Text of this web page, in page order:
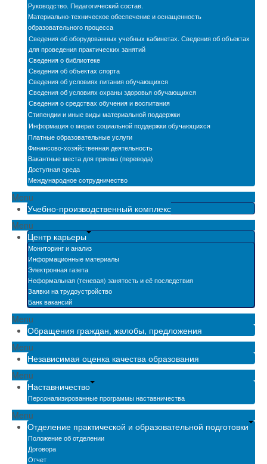
Мастерские
Обратная связь
БПОО
Карта сайта
Электронная информационно-образовательная
среда
Снижение бюрократической нагрузки на
педагогических работников
Руководство. Педагогический состав.
Материально-техническое обеспечение и оснащенность
образовательного процесса
Сведения об оборудованных учебных кабинетах. Сведения об объектах
для проведения практических занятий
Сведения о библиотеке
Сведения об объектах спорта
Сведения об условиях питания обучающихся
Сведения об условиях охраны здоровья обучающихся
Сведения о средствах обучения и воспитания
Стипендии и иные виды материальной поддержки
Информация о мерах социальной поддержки обучающихся
Платные образовательные услуги
Финансово-хозяйственная деятельность
Вакантные места для приема (перевода)
Доступная среда
Международное сотрудничество
Menu
Учебно-производственный комплекс
Menu
Центр карьеры
Мониторинг и анализ
Информационные материалы
Электронная газета
Неформальная (теневая) занятость и её последствия
Заявки на трудоустройство
Банк вакансий
Menu
Обращения граждан, жалобы, предложения
Menu
Независимая оценка качества образования
Menu
Наставничество
Персонализированные программы наставничества
Menu
Отделение практической и образовательной подготовки
Положение об отделении
Договора
Отчет